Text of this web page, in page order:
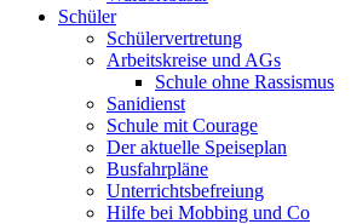
Schüler
Schülervertretung
Arbeitskreise und AGs
Schule ohne Rassismus
Sanidienst
Schule mit Courage
Der aktuelle Speiseplan
Busfahrpläne
Unterrichtsbefreiung
Hilfe bei Mobbing und Co